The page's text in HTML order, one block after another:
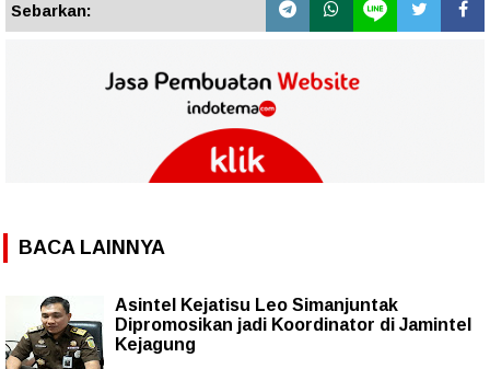
Sebarkan:
BACA LAINNYA
Asintel Kejatisu Leo Simanjuntak
Dipromosikan jadi Koordinator di Jamintel
Kejagung